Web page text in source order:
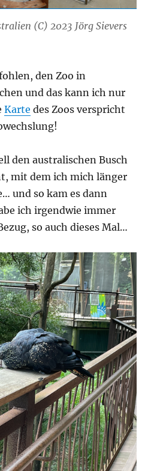
(C) 2023 Jörg Sievers
den Zoo in
und das kann ich nur
Karte des Zoos verspricht
den australischen Busch
mit dem ich mich länger
und so kam es dann
ich irgendwie immer
so auch dieses Mal…